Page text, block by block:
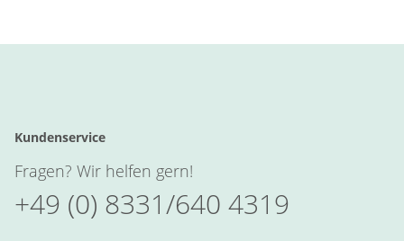
Kundenservice
Fragen? Wir helfen gern!
+49 (0) 8331/640 4319